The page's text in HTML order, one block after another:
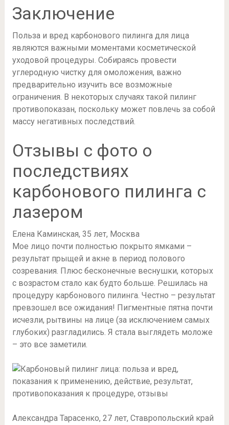
Заключение
Польза и вред карбонового пилинга для лица
являются важными моментами косметической
уходовой процедуры. Собираясь провести
углеродную чистку для омоложения, важно
предварительно изучить все возможные
ограничения. В некоторых случаях такой пилинг
противопоказан, поскольку может повлечь за собой
массу негативных последствий.
Отзывы с фото о
последствиях
карбонового пилинга с
лазером
Елена Каминская, 35 лет, Москва
Мое лицо почти полностью покрыто ямками –
результат прыщей и акне в период полового
созревания. Плюс бесконечные веснушки, которых
с возрастом стало как будто больше. Решилась на
процедуру карбонового пилинга. Честно – результат
превзошел все ожидания! Пигментные пятна почти
исчезли, рытвины на лице (за исключением самых
глубоких) разгладились. Я стала выглядеть моложе
– это все заметили.
Александра Тарасенко, 27 лет, Ставропольский край